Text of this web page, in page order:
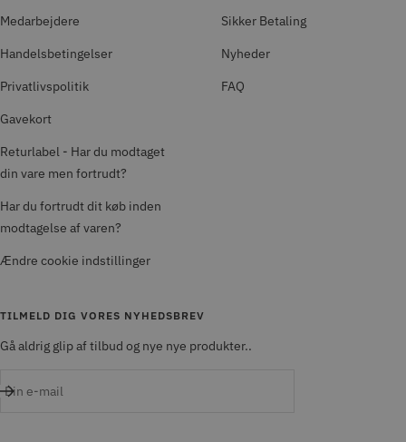
Medarbejdere
Handelsbetingelser
Privatlivspolitik
Gavekort
Returlabel - Har du modtaget
din vare men fortrudt?
Har du fortrudt dit køb inden
modtagelse af varen?
Ændre cookie indstillinger
Sikker Betaling
Nyheder
FAQ
TILMELD DIG VORES NYHEDSBREV
Gå aldrig glip af tilbud og nye nye produkter..
Din e-mail